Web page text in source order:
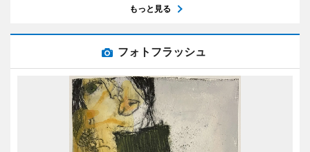
もっと見る
フォトフラッシュ